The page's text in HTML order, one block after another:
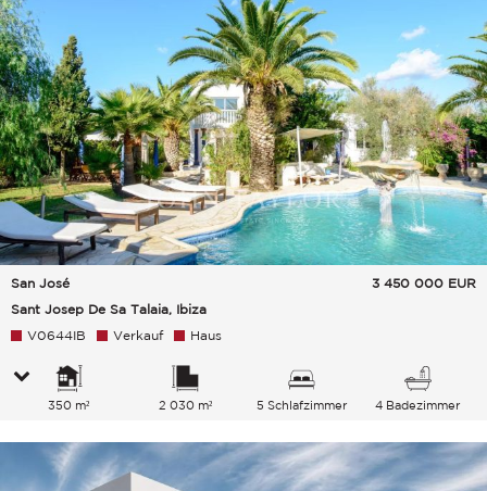
San José
Sant Josep De Sa Talaia, Ibiza
3 450 000 EUR
V0644IB Verkauf Haus
350 m² 2 030 m² 5 Schlafzimmer 4 Badezimmer